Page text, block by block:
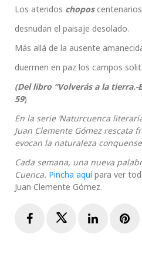
Los ateridos choposcentenarios
desnudan el paisaje desolado.
Más allá de la ausente
duermen en paz los campos
(Del libro “Volverás a la tierra.-
59)
En la serie ‘Naturcuenca
Juan Clemente Gómez rescata
evocan la naturaleza
Cada semana, una nueva
Cuenca. Pincha aquípara ver
Juan Clemente Gómez.
FacebookTwitterLinkedIn